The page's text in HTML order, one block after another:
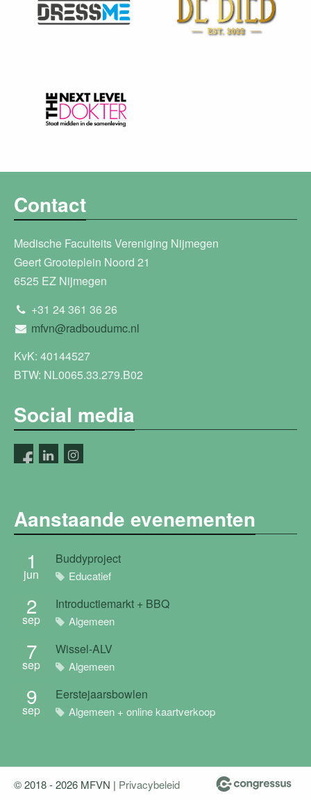
Contact
Medische Faculteits Vereniging Nijmegen
Geert Grooteplein Noord 21
6525 EZ Nijmegen
+31 24 361 36 26
mfvn@radboudumc.nl
KvK: 40144527
BTW: NL0065.33.279.B02
Social media
Aanstaande evenementen
1
jun
Buddyproject
Educatief
2
sep
Introductiemarkt + BBQ
Algemeen
7
sep
Wissel-ALV
Algemeen
9
sep
Eerstejaarsbowlen
Algemeen + online kaartverkoop
© 2018 - 2026 MFVN | Privacybeleid